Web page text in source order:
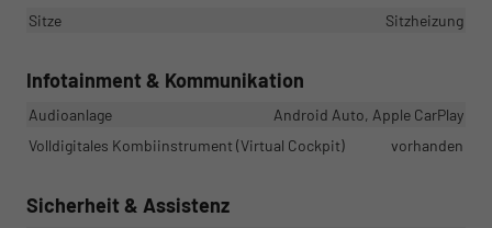
Sitze
Sitzheizung
Infotainment & Kommunikation
Audioanlage
Android Auto, Apple CarPlay
Volldigitales Kombiinstrument (Virtual Cockpit)
vorhanden
Sicherheit & Assistenz